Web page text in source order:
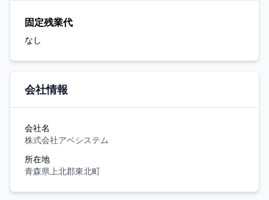
固定残業代
なし
会社情報
会社名
株式会社アベシステム
所在地
青森県上北郡東北町